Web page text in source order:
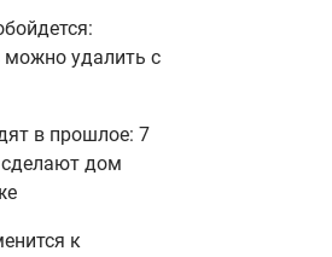
можно удалить с
в прошлое: 7
сделают дом
к